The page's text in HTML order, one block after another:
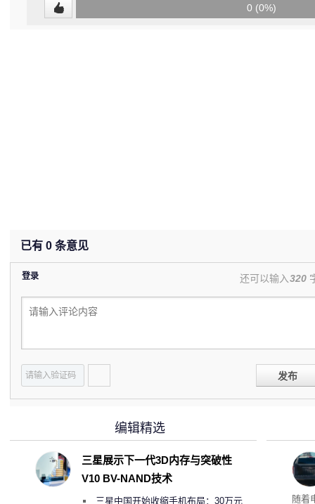
0 (0%)
已有 0 条意见
登录 还可以输入320
发布
本
随着
编辑精选
三星展示下一代3D内存与突破性
V10 BV-NAND技术
三星中国开始收缩手机布局：30万元